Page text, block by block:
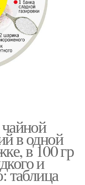
в одной
в 100 гр
и
таблица